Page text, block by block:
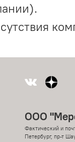
ООО
Фактический и
Петербург, пр-т